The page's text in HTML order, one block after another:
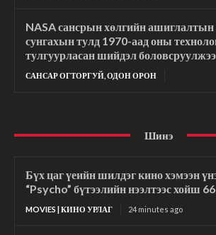
NASA сансрын хөлгийн ашиглалтын
сунгахын тулд 1970-аад оны
тулгуурласан шийдэл боловсруулжээ
САНСАР ОГТОРГУЙ, ОДОН ОРОН
Шинэ
Бүх цаг үеийн шилдэг кино хэмээн
“Psycho” бүтээлийн нээлтээс хойш
MOVIES | КИНО УРЛАГ 24 minutes ago